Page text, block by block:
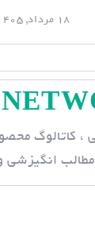
18 مرداد, 1405
، کاتالوگ
مطالب انگیزشی